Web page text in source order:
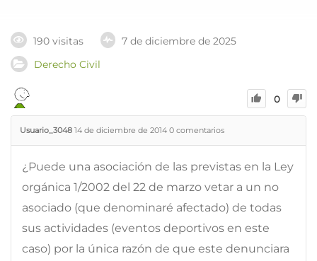
190 visitas
7 de diciembre de 2025
Derecho Civil
0
Usuario_3048 14 de diciembre de 2014 0 comentarios
¿Puede una asociación de las previstas en la Ley
orgánica 1/2002 del 22 de marzo vetar a un no
asociado (que denominaré afectado) de todas
sus actividades (eventos deportivos en este
caso) por la única razón de que este denunciara